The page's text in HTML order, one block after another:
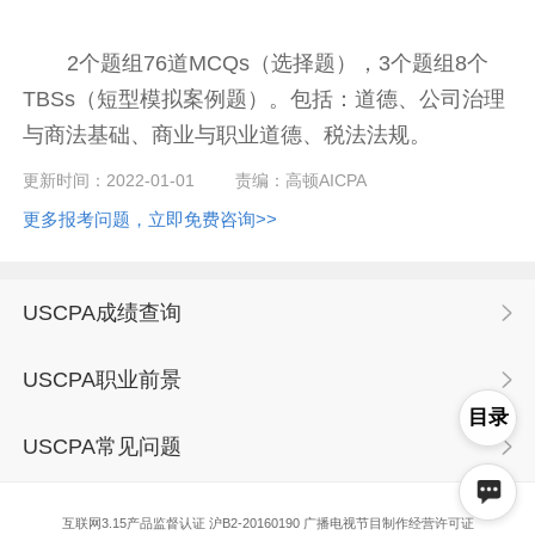
2个题组76道MCQs（选择题），3个题组8个
TBSs（短型模拟案例题）。包括：道德、公司治理
与商法基础、商业与职业道德、税法法规。
更新时间：2022-01-01 责编：高顿AICPA
更多报考问题，立即免费咨询>>
USCPA成绩查询
USCPA职业前景
USCPA常见问题
互联网3.15产品监督认证 沪B2-20160190 广播电视节目制作经营许可证
目录